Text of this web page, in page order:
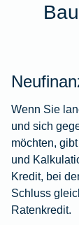
Wenn Sie
und sich
möchten,
und
Kredit, bei
Schluss
Ratenkredit.